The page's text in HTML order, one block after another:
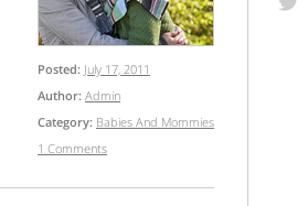
Posted: July 17, 2011
Author: Admin
Category: Babies And Mommies
1 Comments